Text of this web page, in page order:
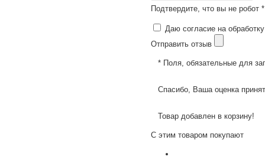
Подтвердите, что вы не робот *
Даю согласие на
Отправить отзыв
* Поля, обязательные для
Спасибо, Ваша оценка
Товар добавлен в корзину!
С этим товаром покупают